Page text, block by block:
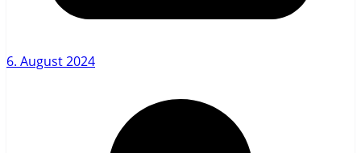
6. August 2024